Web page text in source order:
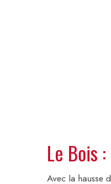
Le Bois
Avec la hausse